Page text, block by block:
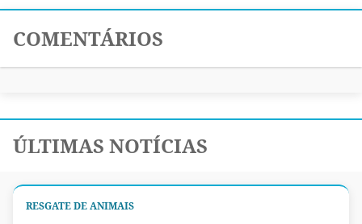
COMENTÁRIOS
ÚLTIMAS NOTÍCIAS
RESGATE DE ANIMAIS